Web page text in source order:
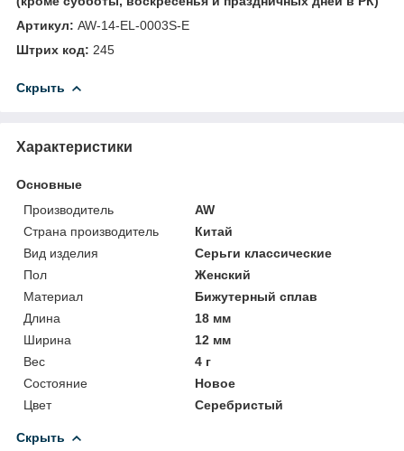
Артикул: AW-14-EL-0003S-E
Штрих код: 245
Скрыть
Характеристики
Основные
Производитель
AW
Страна производитель
Китай
Вид изделия
Серьги классические
Пол
Женский
Материал
Бижутерный сплав
Длина
18 мм
Ширина
12 мм
Вес
4 г
Состояние
Новое
Цвет
Серебристый
Скрыть